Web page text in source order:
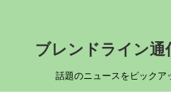
ブレンドライン
話題のニュースをピックア